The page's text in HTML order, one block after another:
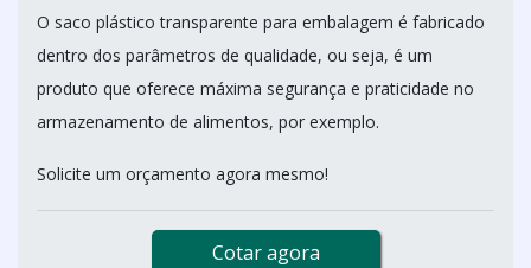
O saco plástico transparente para embalagem é fabricado
dentro dos parâmetros de qualidade, ou seja, é um
produto que oferece máxima segurança e praticidade no
armazenamento de alimentos, por exemplo.
Solicite um orçamento agora mesmo!
Cotar agora